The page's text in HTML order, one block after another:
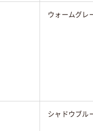
ウォームグレ
シャドウブル